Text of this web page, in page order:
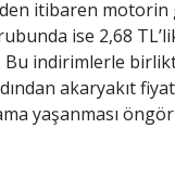
itibaren motorin
ise 2,68
indirimlerle
akaryakıt
yaşanması